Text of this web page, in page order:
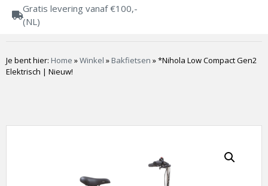
Gratis levering vanaf €100,-
(NL)
Je bent hier: Home »Winkel » Bakfietsen »*Nihola Low Compact Gen2
Elektrisch | Nieuw!